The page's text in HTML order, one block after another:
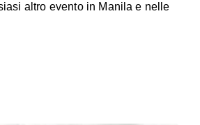
altro evento in Manila e nelle